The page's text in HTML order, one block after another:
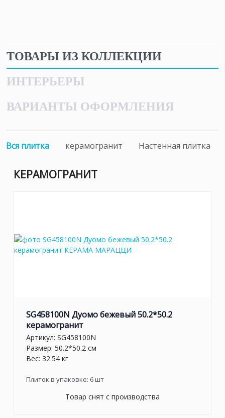
ТОВАРЫ ИЗ КОЛЛЕКЦИИ
ИНТЕРЬЕРЫ
ВАРИАНТЫ ОФОРМЛЕНИЯ
Вся плитка керамогранит Настенная плитка
КЕРАМОГРАНИТ
SG458100N Дуомо бежевый 50.2*50.2
керамогранит
Артикул: SG458100N
Размер: 50.2*50.2 см
Вес: 32.54 кг
Плиток в упаковке: 6шт
Товар снят с производства